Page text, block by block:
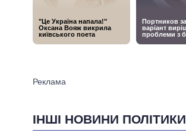
ІНШІ НОВИНИ ПОЛІТИКИ